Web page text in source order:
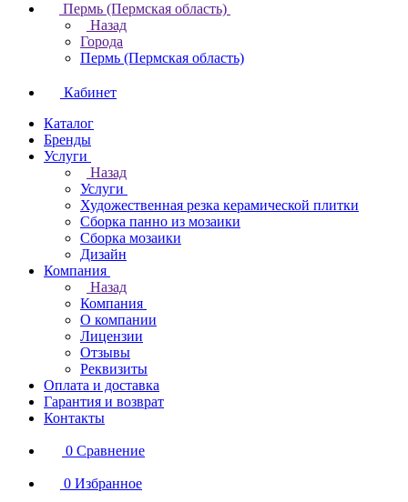
Пермь (Пермская область)
Назад
Города
Пермь (Пермская область)
Кабинет
Каталог
Бренды
Услуги
Назад
Услуги
Художественная резка керамической плитки
Сборка панно из мозаики
Сборка мозаики
Дизайн
Компания
Назад
Компания
О компании
Лицензии
Отзывы
Реквизиты
Оплата и доставка
Гарантия и возврат
Контакты
0 Сравнение
0 Избранное